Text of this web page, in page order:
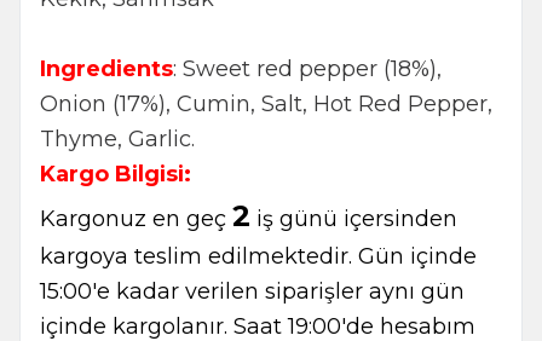
Ingredients: Sweet red pepper (18%),
Onion (17%), Cumin, Salt, Hot Red Pepper,
Thyme, Garlic.
Kargo Bilgisi:
Kargonuz en geç 2 iş günü içersinden
kargoya teslim edilmektedir. Gün içinde
15:00'e kadar verilen siparişler aynı gün
içinde kargolanır. Saat 19:00'de hesabım